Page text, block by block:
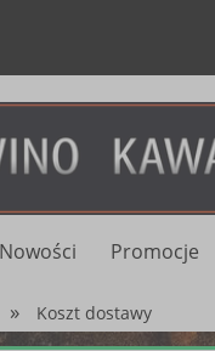
Nowości Promocje
» Koszt dostawy